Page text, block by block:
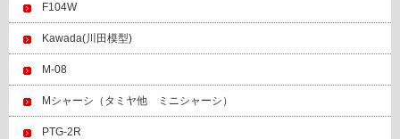
F104W
Kawada(川田模型)
M-08
Mシャーシ（タミヤ他 ミニシャーシ）
PTG-2R